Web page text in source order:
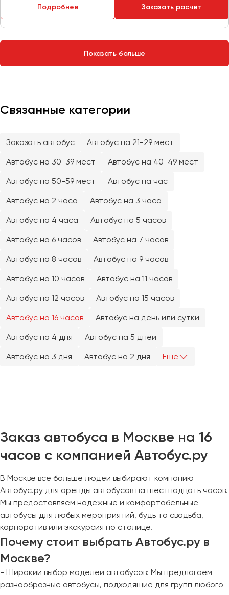
Подробнее Заказать расчет
Показать больше
Связанные категории
Заказать автобус
Автобус на 21-29 мест
Автобус на 30-39 мест
Автобус на 40-49 мест
Автобус на 50-59 мест
Автобус на час
Автобус на 2 часа
Автобус на 3 часа
Автобус на 4 часа
Автобус на 5 часов
Автобус на 6 часов
Автобус на 7 часов
Автобус на 8 часов
Автобус на 9 часов
Автобус на 10 часов
Автобус на 11 часов
Автобус на 12 часов
Автобус на 15 часов
Автобус на 16 часов
Автобус на день или сутки
Автобус на 4 дня
Автобус на 5 дней
Автобус на 3 дня
Автобус на 2 дня Еще
Заказ автобуса в Москве на 16
часов с компанией Автобус.ру
В Москве все больше людей выбирают компанию
Автобус.ру для аренды автобусов на шестнадцать часов.
Мы предоставляем надежные и комфортабельные
автобусы для любых мероприятий, будь то свадьба,
корпоратив или экскурсия по столице.
Почему стоит выбрать Автобус.ру в
Москве?
- Широкий выбор моделей автобусов: Мы предлагаем
разнообразные автобусы, подходящие для групп любого
Тверь
Тольятти
Улан-Удэ
Уфа
Феодосия
Чебоксары
Челябинск
Чита
Ярославль